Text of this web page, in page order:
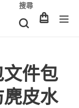
搜尋
件包
皮水